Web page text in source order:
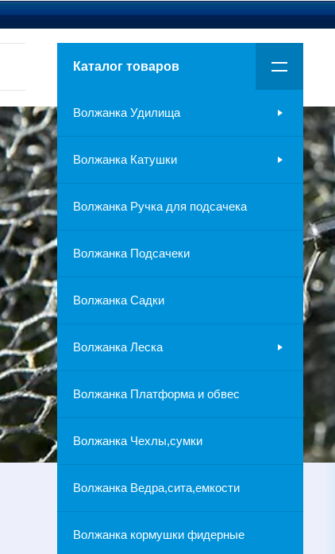
Каталог товаров
Волжанка Удилища
Волжанка Катушки
Волжанка Ручка для подсачека
Волжанка Подсачеки
Волжанка Садки
Волжанка Леска
Волжанка Платформа и обвес
Волжанка Чехлы,сумки
Волжанка Ведра,сита,емкости
Волжанка кормушки фидерные